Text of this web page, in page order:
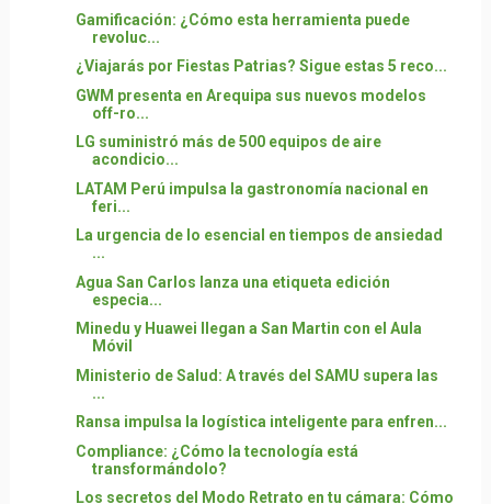
Gamificación: ¿Cómo esta herramienta puede
revoluc...
¿Viajarás por Fiestas Patrias? Sigue estas 5 reco...
GWM presenta en Arequipa sus nuevos modelos
off-ro...
LG suministró más de 500 equipos de aire
acondicio...
LATAM Perú impulsa la gastronomía nacional en
feri...
La urgencia de lo esencial en tiempos de ansiedad
...
Agua San Carlos lanza una etiqueta edición
especia...
Minedu y Huawei llegan a San Martin con el Aula
Móvil
Ministerio de Salud: A través del SAMU supera las
...
Ransa impulsa la logística inteligente para enfren...
Compliance: ¿Cómo la tecnología está
transformándolo?
Los secretos del Modo Retrato en tu cámara: Cómo